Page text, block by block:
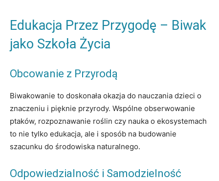
Edukacja Przez Przygodę – Biwak
jako Szkoła Życia
Obcowanie z Przyrodą
Biwakowanie to doskonała okazja do nauczania dzieci o
znaczeniu i pięknie przyrody. Wspólne obserwowanie
ptaków, rozpoznawanie roślin czy nauka o ekosystemach
to nie tylko edukacja, ale i sposób na budowanie
szacunku do środowiska naturalnego.
Odpowiedzialność i Samodzielność